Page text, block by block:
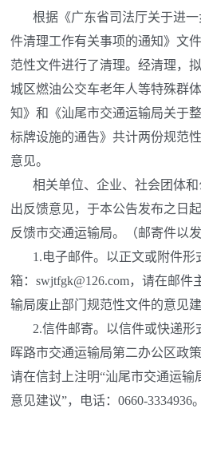
根据《广东省司法厅关于进一
件清理工作有关事项的通知》文
范性文件进行了清理。经清理，
城区燃油公交车老年人等特殊群
知》和《汕尾市交通运输局关于
标牌设施的通告》共计两份规范
意见。
相关单位、企业、社会团体和
出反馈意见，于本公告发布之日
反馈市交通运输局。（邮寄件以
1.电子邮件。以正文或附件形
箱：swjtfgk@126.com，请在邮
输局废止部门规范性文件的意见建
2.信件邮寄。以信件或快递形
晖路市交通运输局第二办公区政
请在信封上注明“汕尾市交通运输
意见建议”，电话：0660-3334936。